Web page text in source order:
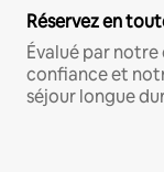
Réservez en
Évalué par
confiance et
séjour longue